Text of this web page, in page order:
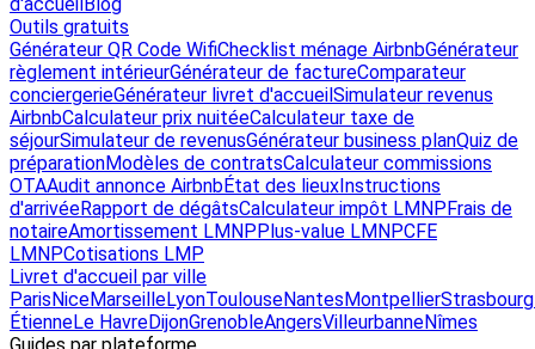
d'accueil Blog
Outils gratuits
Générateur QR Code WifiChecklist ménage AirbnbGénérateur
règlement intérieurGénérateur de factureComparateur
conciergerieGénérateur livret d'accueil Simulateur revenus
AirbnbCalculateur prix nuitéeCalculateur taxe de
séjourSimulateur de revenusGénérateur business planQuiz de
préparationModèles de contratsCalculateur commissions
OTAAudit annonce AirbnbÉtat des lieux Instructions
d'arrivéeRapport de dégâtsCalculateur impôt LMNPFrais de
notaireAmortissement LMNPPlus-value LMNPCFE
LMNPCotisations LMP
Livret d'accueil par ville
Paris NiceMarseilleLyonToulouseNantes MontpellierStrasbourg
ÉtienneLe HavreDijonGrenobleAngersVilleurbanneNîmes